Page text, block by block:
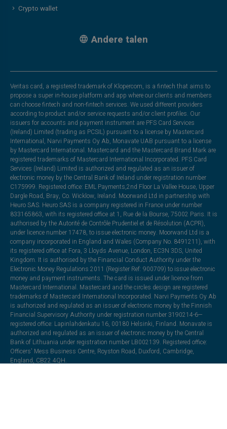
Crypto wallet
Andere talen
Veritas card, a registered trademark of Klopercom, is a fintech that aims to
propose a super in-house platform and app where our clients and members
can choose fintech and non-fintech services. We used different providers
according to product and/or service requests and/or client profiles. Our
issuers for accounts and payment instrument are PFS Card Services
(Ireland) Limited (trading as PCSIL) pursuant to a license by Mastercard
International, Narvi Payments Oy Ab, Monavate UAB pursuant to a license
by Mastercard International. Mastercard and the Mastercard Brand Mark are
registered trademarks of Mastercard International Incorporated. PFS Card
Services (Ireland) Limited is authorized and regulated as an issuer of
electronic money by the Central Bank of Ireland under registration number
C175999. Registered office: EML Payments,2nd Floor La Vallee House, Upper
Dargle Road, Bray, Co. Wicklow, Ireland. Moorwand Ltd in partnership with
Heuro SAS. Heuro SAS is a company registered in France under number
833165863, with its registered office at 1, Rue de la Bourse, 75002 Paris. It is
authorised by the Autorité de Contrôle Prudentiel et de Résolution (ACPR),
under licence number 17478, to issue electronic money. Moorwand Ltd is a
company incorporated in England and Wales (Company No. 8491211), with
its registered office at Fora, 3 Lloyds Avenue, London, EC3N 3DS, United
Kingdom. It is authorised by the Financial Conduct Authority under the
Electronic Money Regulations 2011 (Register Ref: 900709) to issue electronic
money and payment instruments. The card is issued under licence from
Mastercard International. Mastercard and the circles design are registered
trademarks of Mastercard International Incorporated. Narvi Payments Oy Ab
is authorized and regulated as an issuer of electronic money by the Finnish
Financial Supervisory Authority under registration number 3190214-6—
registered office: Lapinlahdenkatu 16, 00180 Helsinki, Finland. Monavate is
authorized and regulated as an issuer of electronic money by the Central
Bank of Lithuania under registration number LB002139. Registered office:
Officers' Mess Business Centre, Royston Road, Duxford, Cambridge,
England, CB22 4QH.